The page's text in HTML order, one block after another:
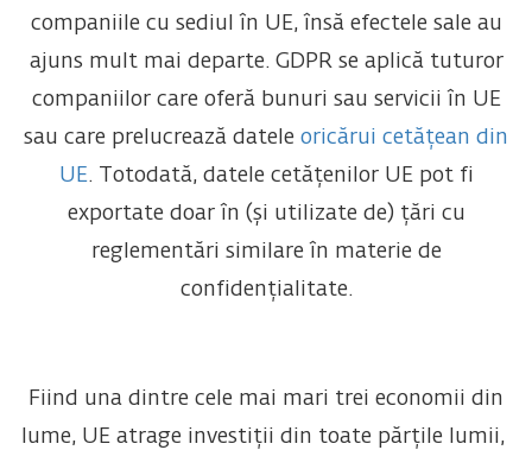
companiile cu sediul în UE, însă efectele sale au
ajuns mult mai departe. GDPR se aplică tuturor
companiilor care oferă bunuri sau servicii în UE
sau care prelucrează datele oricărui cetățean din
UE. Totodată, datele cetățenilor UE pot fi
exportate doar în (și utilizate de) țări cu
reglementări similare în materie de
confidențialitate.
Fiind una dintre cele mai mari trei economii din
lume, UE atrage investiții din toate părțile lumii,